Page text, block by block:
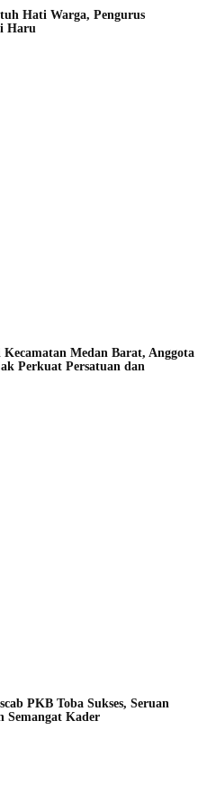
Hati Warga, Pengurus
Haru
Kecamatan Medan Barat, Anggota
Perkuat Persatuan dan
PKB Toba Sukses, Seruan
Semangat Kader